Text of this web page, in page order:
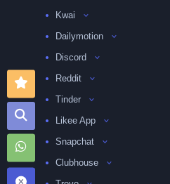
Kwai
Dailymotion
Discord
Reddit
Tinder
Likee App
Snapchat
Clubhouse